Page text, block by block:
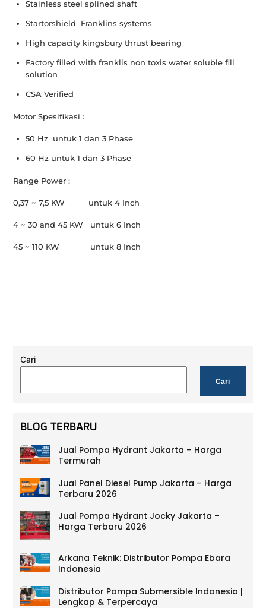
Stainless steel splined shaft
Startorshield Franklins systems
High capacity kingsbury thrust bearing
Factory filled with franklis non toxis water soluble fill
solution
CSA Verified
Motor Spesifikasi :
50 Hz untuk 1 dan 3 Phase
60 Hz untuk 1 dan 3 Phase
Range Power :
0,37 ~ 7,5 KW untuk 4 Inch
4 ~ 30 and 45 KW untuk 6 Inch
45 ~ 110 KW untuk 8 Inch
Cari
Cari
BLOG TERBARU
Jual Pompa Hydrant Jakarta – Harga
Termurah
Jual Panel Diesel Pump Jakarta – Harga
Terbaru 2026
Jual Pompa Hydrant Jocky Jakarta –
Harga Terbaru 2026
Arkana Teknik: Distributor Pompa Ebara
Indonesia
Distributor Pompa Submersible Indonesia |
Lengkap & Terpercaya